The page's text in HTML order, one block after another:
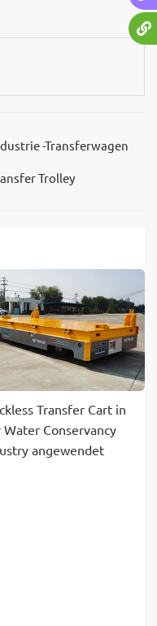
-Transferwagen
Trolley
Transfer Cart in
Water Conservancy
angewendet